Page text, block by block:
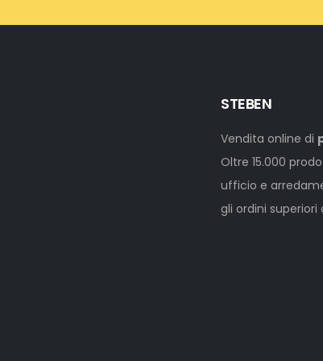
STEBEN
Vendita online di
Oltre 15.000
ufficio e
gli ordini superiori